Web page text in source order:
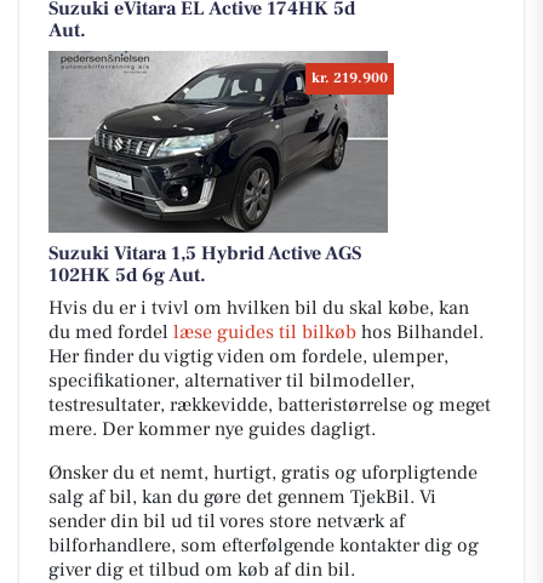
Suzuki eVitara EL Active 174HK 5d
Aut.
kr. 219.900
Suzuki Vitara 1,5 Hybrid Active AGS
102HK 5d 6g Aut.
Hvis du er i tvivl om hvilken bil du skal købe, kan
du med fordel læse guides til bilkøb hos Bilhandel.
Her finder du vigtig viden om fordele, ulemper,
specifikationer, alternativer til bilmodeller,
testresultater, rækkevidde, batteristørrelse og meget
mere. Der kommer nye guides dagligt.
Ønsker du et nemt, hurtigt, gratis og uforpligtende
salg af bil, kan du gøre det gennem TjekBil. Vi
sender din bil ud til vores store netværk af
bilforhandlere, som efterfølgende kontakter dig og
giver dig et tilbud om køb af din bil.